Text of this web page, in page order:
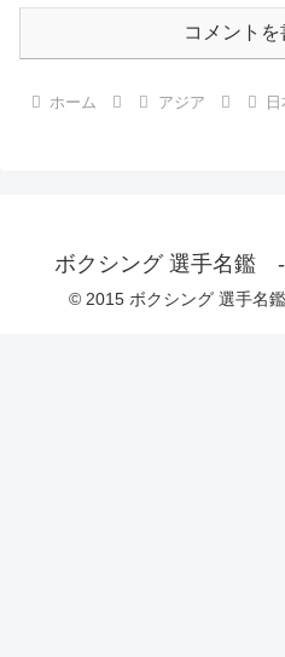
コメント
ホーム アジア
ボクシング 選手名鑑
© 2015 ボクシング 選手名